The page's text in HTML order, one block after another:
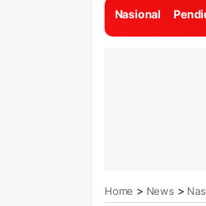
Nasional
Home > News >